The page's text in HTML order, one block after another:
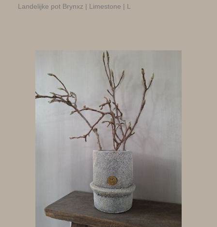
Landelijke pot Brynxz | Limestone | L